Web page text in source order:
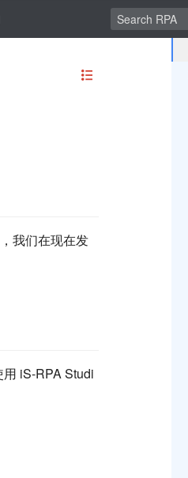
我们在现在发
iS-RPA Studi